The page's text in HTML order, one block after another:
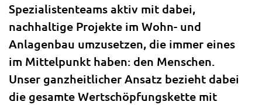
Spezialistenteams aktiv mit dabei,
nachhaltige Projekte im Wohn- und
Anlagenbau umzusetzen, die immer eines
im Mittelpunkt haben: den Menschen.
Unser ganzheitlicher Ansatz bezieht dabei
die gesamte Wertschöpfungskette mit